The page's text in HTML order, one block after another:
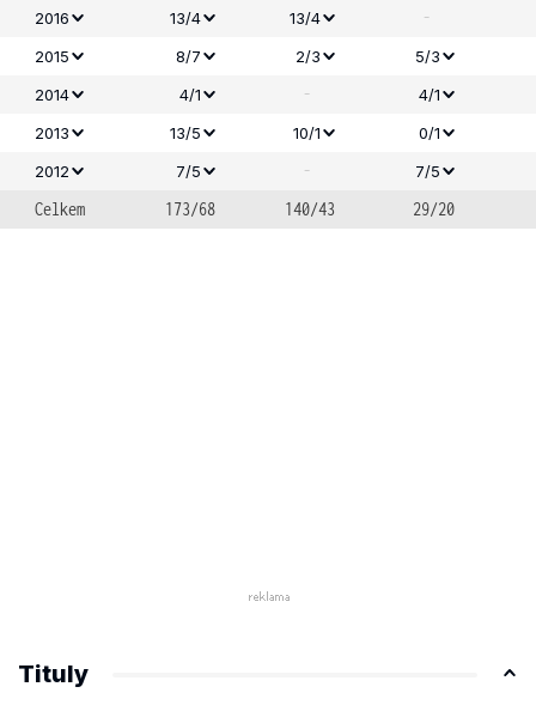
2016
13/4 13/4 -
2015 8/7 2/3
5/3
2014
4/1 -
4/1
2013
13/5 10/1 0/1
2012
7/5 - 7/5
Celkem 173/68 140/43 29/20
Tituly